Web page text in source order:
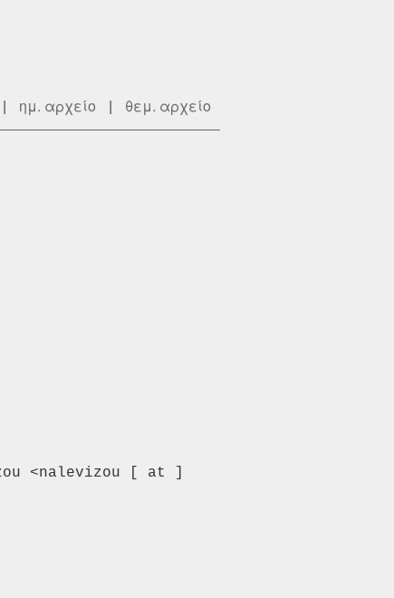
| ημ. αρχείο | θεμ. αρχείο
<nalevizou [ at ]